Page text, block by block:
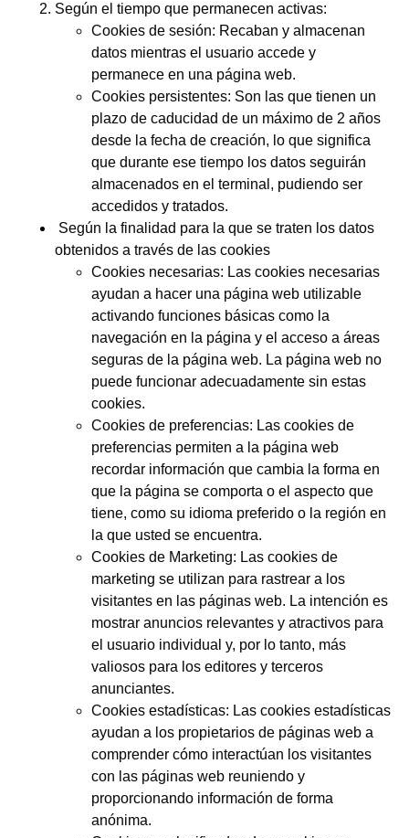
Según el tiempo que permanecen activas:
Cookies de sesión: Recaban y almacenan
datos mientras el usuario accede y
permanece en una página web.
Cookies persistentes: Son las que tienen un
plazo de caducidad de un máximo de 2 años
desde la fecha de creación, lo que significa
que durante ese tiempo los datos seguirán
almacenados en el terminal, pudiendo ser
accedidos y tratados.
Según la finalidad para la que se traten los datos
obtenidos a través de las cookies
Cookies necesarias: Las cookies necesarias
ayudan a hacer una página web utilizable
activando funciones básicas como la
navegación en la página y el acceso a áreas
seguras de la página web. La página web no
puede funcionar adecuadamente sin estas
cookies.
Cookies de preferencias: Las cookies de
preferencias permiten a la página web
recordar información que cambia la forma en
que la página se comporta o el aspecto que
tiene, como su idioma preferido o la región en
la que usted se encuentra.
Cookies de Marketing: Las cookies de
marketing se utilizan para rastrear a los
visitantes en las páginas web. La intención es
mostrar anuncios relevantes y atractivos para
el usuario individual y, por lo tanto, más
valiosos para los editores y terceros
anunciantes.
Cookies estadísticas: Las cookies estadísticas
ayudan a los propietarios de páginas web a
comprender cómo interactúan los visitantes
con las páginas web reuniendo y
proporcionando información de forma
anónima.